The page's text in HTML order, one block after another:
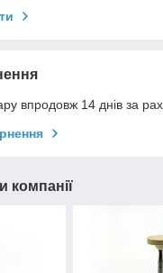
впродовж 14 днів за
компанії